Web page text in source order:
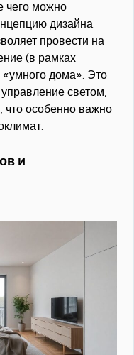
чего можно
дизайна.
провести на
(в рамках
дома». Это
светом,
что особенно важно
и